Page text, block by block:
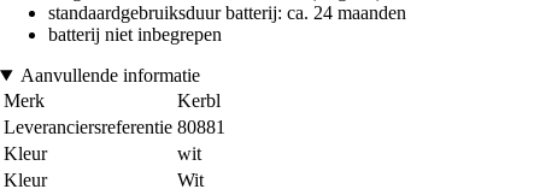
standaardgebruiksduur batterij: ca. 24 maanden
batterij niet inbegrepen
Aanvullende informatie
Merk
Kerbl
Leveranciersreferentie 80881
Kleur
wit
Kleur
Wit